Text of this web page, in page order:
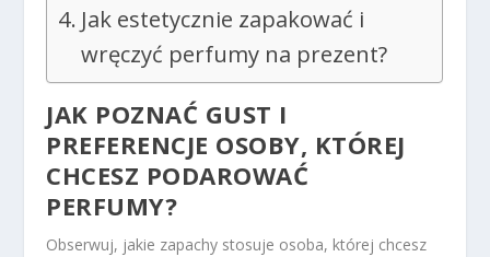
Jak estetycznie zapakować i
wręczyć perfumy na prezent?
JAK POZNAĆ GUST I
PREFERENCJE OSOBY, KTÓREJ
CHCESZ PODAROWAĆ
PERFUMY?
Obserwuj, jakie zapachy stosuje osoba, której chcesz